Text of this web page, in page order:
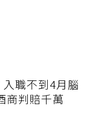
職不到4月腦
商判賠千萬